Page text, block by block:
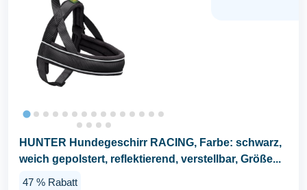
HUNTER Hundegeschirr RACING, Farbe: schwarz,
weich gepolstert, reflektierend, verstellbar, Größe...
47 % Rabatt